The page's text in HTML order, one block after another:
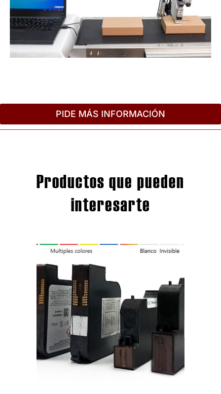
PIDE MÁS INFORMACIÓN
Productos que pueden
interesarte